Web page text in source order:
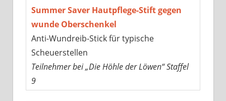
Summer Saver Hautpflege-Stift gegen
wunde Oberschenkel
Anti-Wundreib-Stick für typische
Scheuerstellen
Teilnehmer bei „Die Höhle der Löwen“ Staffel
9